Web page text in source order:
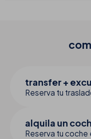
transfer +
Reserva tu
alquila un
Reserva tu coche